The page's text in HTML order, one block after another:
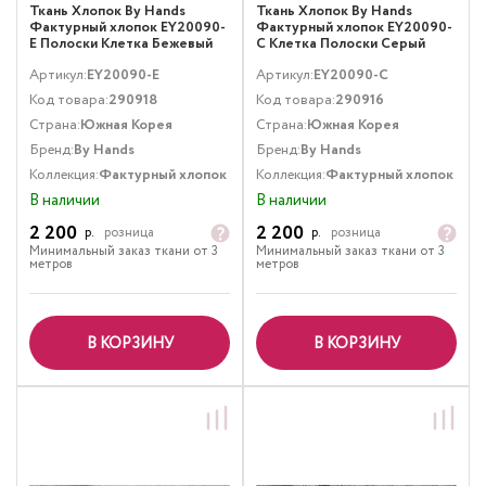
Ткань Хлопок By Hands
Фактурный хлопок EY20090-
E Полоски Клетка Бежевый
Артикул:EY20090-E
Код товара:290918
Страна:Южная Корея
Бренд:By Hands
Коллекция:Фактурный хлопок
В наличии
2 200 р.
розница
Минимальный заказ ткани от 3
метров
В КОРЗИНУ
Ткань Хлопок By Hands
Фактурный хлопок EY20090-
C Клетка Полоски Серый
Артикул:EY20090-C
Код товара:290916
Страна:Южная Корея
Бренд:By Hands
Коллекция:Фактурный хлопок
В наличии
2 200 р.
розница
Минимальный заказ ткани от 3
метров
В КОРЗИНУ